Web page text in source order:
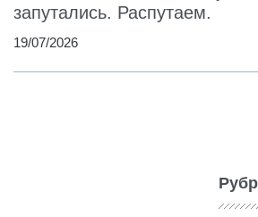
запутались. Распутаем.
19/07/2026